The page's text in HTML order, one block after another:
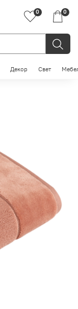
0 0
Декор Свет